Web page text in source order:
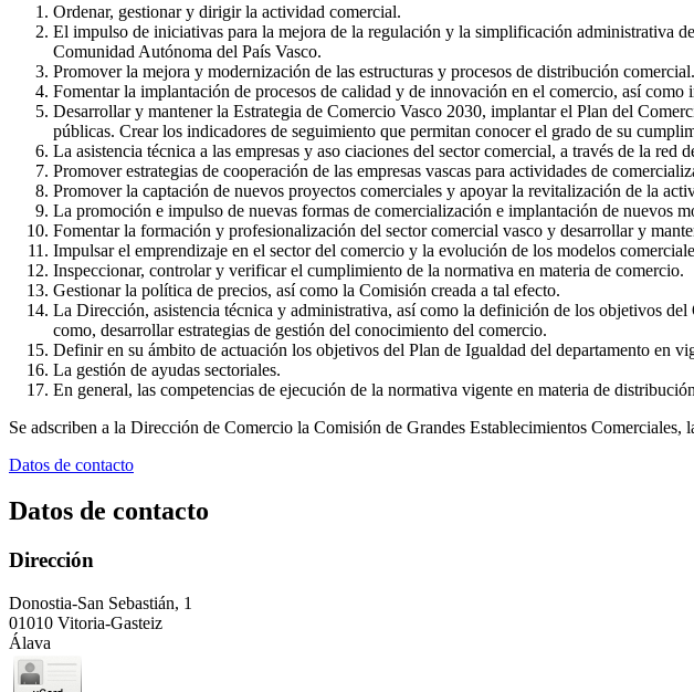
Ordenar, gestionar y dirigir la actividad comercial.
El impulso de iniciativas para la mejora de la regulación y la simplificación administrativa
Comunidad Autónoma del País Vasco.
Promover la mejora y modernización de las estructuras y procesos de distribución comercial.
Fomentar la implantación de procesos de calidad y de innovación en el comercio, así
Desarrollar y mantener la Estrategia de Comercio Vasco 2030, implantar el Plan del
públicas. Crear los indicadores de seguimiento que permitan conocer el grado de su
La asistencia técnica a las empresas y aso ciaciones del sector comercial, a través de la
Promover estrategias de cooperación de las empresas vascas para actividades de
Promover la captación de nuevos proyectos comerciales y apoyar la revitalización de la
La promoción e impulso de nuevas formas de comercialización e implantación de nuevos
Fomentar la formación y profesionalización del sector comercial vasco y desarrollar y
Impulsar el emprendizaje en el sector del comercio y la evolución de los modelos
Inspeccionar, controlar y verificar el cumplimiento de la normativa en materia de comercio.
Gestionar la política de precios, así como la Comisión creada a tal efecto.
La Dirección, asistencia técnica y administrativa, así como la definición de los objetivos
como, desarrollar estrategias de gestión del conocimiento del comercio.
Definir en su ámbito de actuación los objetivos del Plan de Igualdad del departamento en
La gestión de ayudas sectoriales.
En general, las competencias de ejecución de la normativa vigente en materia de
Se adscriben a la Dirección de Comercio la Comisión de Grandes Establecimientos
Datos de contacto
Datos de contacto
Dirección
Donostia-San Sebastián, 1
01010 Vitoria-Gasteiz
Álava